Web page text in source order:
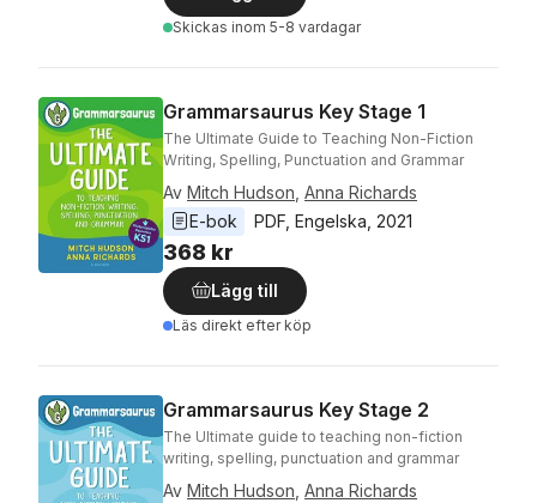
Skickas inom 5-8 vardagar
Grammarsaurus Key Stage 1
The Ultimate Guide to Teaching Non-Fiction
Writing, Spelling, Punctuation and Grammar
Av Mitch Hudson Anna Richards
E-bok
PDF Engelska 2021
368 kr
Lägg till
Läs direkt efter köp
Grammarsaurus Key Stage 2
The Ultimate guide to teaching non-fiction
writing, spelling, punctuation and grammar
Av Mitch Hudson Anna Richards